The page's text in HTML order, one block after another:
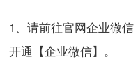
1、请前往官网企业微信
开通【企业微信】。